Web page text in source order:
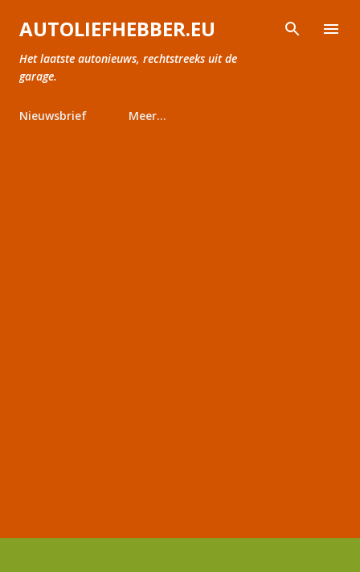
Doorgaan naar hoofdcontent
AUTOLIEFHEBBER.EU
Het laatste autonieuws, rechtstreeks uit de
garage.
Nieuwsbrief Meer…